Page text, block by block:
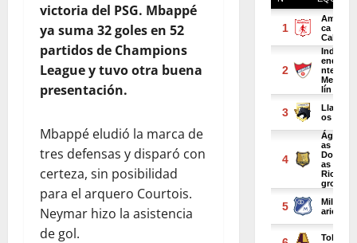
victoria del PSG. Mbappé
ya suma 32 goles en 52
partidos de Champions
League y tuvo otra buena
presentación.
Mbappé eludió la marca de
tres defensas y disparó con
certeza, sin posibilidad
para el arquero Courtois.
Neymar hizo la asistencia
de gol.